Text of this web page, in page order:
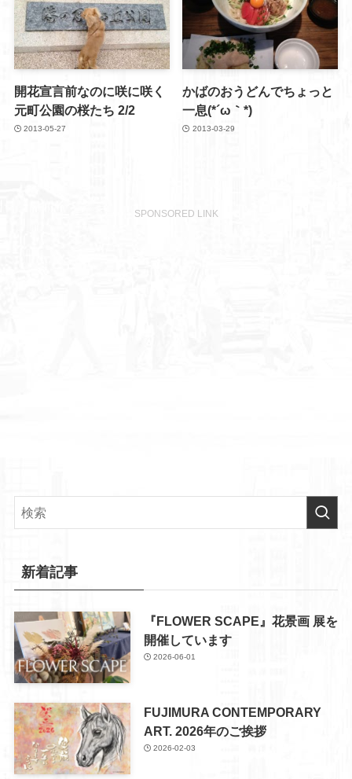
開花宣言前なのに咲に咲く
元町公園の桜たち 2/2
2013-05-27
かばのおうどんでちょっと
一息(*´ω｀*)
2013-03-29
SPONSORED LINK
新着記事
『FLOWER SCAPE』花景画 展を
開催しています
2026-06-01
FUJIMURA CONTEMPORARY
ART. 2026年のご挨拶
2026-02-03